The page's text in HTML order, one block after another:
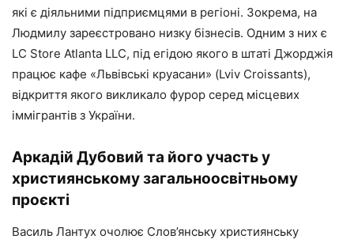
які є діяльними підприємцями в регіоні. Зокрема, на
Людмилу зареєстровано низку бізнесів. Одним з них є
LC Store Atlanta LLC, під егідою якого в штаті Джорджія
працює кафе «Львівські круасани» (Lviv Croissants),
відкриття якого викликало фурор серед місцевих
іммігрантів з України.
Аркадій Дубовий та його участь у
християнському загальноосвітньому
проєкті
Василь Лантух очолює Слов’янську християнську